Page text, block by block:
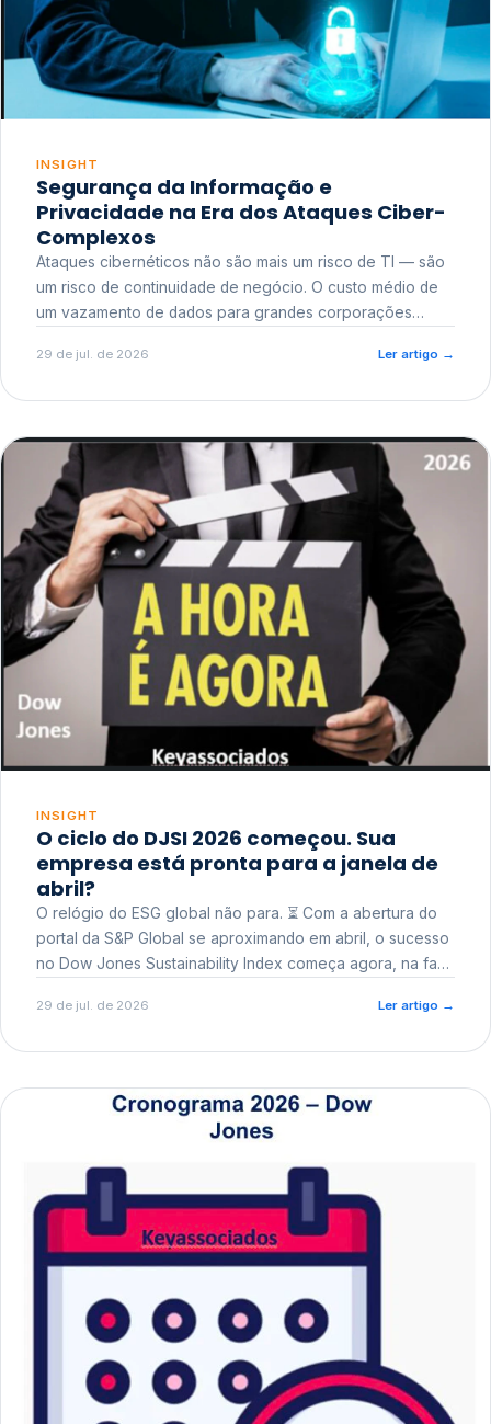
INSIGHT
Segurança da Informação e
Privacidade na Era dos Ataques Ciber-
Complexos
Ataques cibernéticos não são mais um risco de TI — são
um risco de continuidade de negócio. O custo médio de
um vazamento de dados para grandes corporações
reputacional e o risco regulatório junto a órgãos como a
29 de jul. de 2026 Ler artigo →
INSIGHT
O ciclo do DJSI 2026 começou. Sua
empresa está pronta para a janela de
abril?
O relógio do ESG global não para. ⏳ Com a abertura do
portal da S&P Global se aproximando em abril, o sucesso
no Dow Jones Sustainability Index começa agora, na fase
29 de jul. de 2026 Ler artigo →